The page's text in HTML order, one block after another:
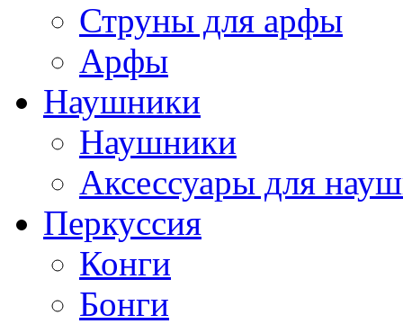
Струны для арфы
Арфы
Наушники
Наушники
Аксессуары для
Перкуссия
Конги
Бонги